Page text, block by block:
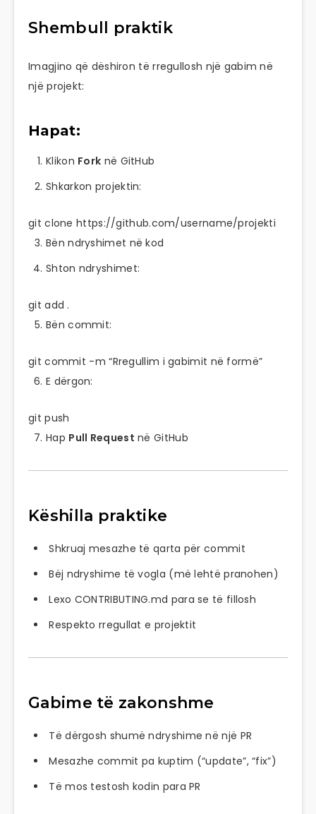
Shembull praktik
Imagjino që dëshiron të rregullosh një gabim në
një projekt:
Hapat:
Klikon Fork në GitHub
Shkarkon projektin:
git clone https://github.com/username/projekti
Bën ndryshimet në kod
Shton ndryshimet:
git add .
Bën commit:
git commit -m “Rregullim i gabimit në formë”
E dërgon:
git push
Hap Pull Request në GitHub
Këshilla praktike
Shkruaj mesazhe të qarta për commit
Bëj ndryshime të vogla (më lehtë pranohen)
Lexo CONTRIBUTING.md para se të fillosh
Respekto rregullat e projektit
Gabime të zakonshme
Të dërgosh shumë ndryshime në një PR
Mesazhe commit pa kuptim (“update”, “fix”)
Të mos testosh kodin para PR